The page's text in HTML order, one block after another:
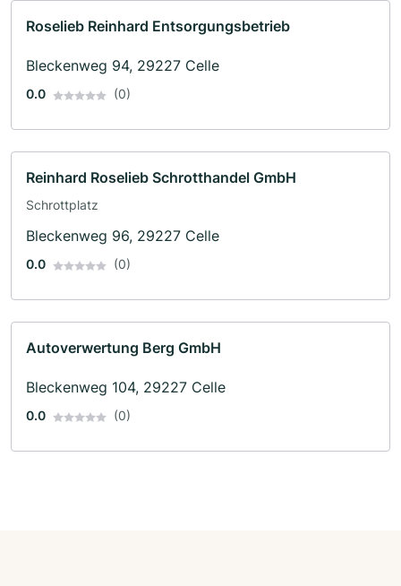
Roselieb Reinhard Entsorgungsbetrieb
Bleckenweg 94, 29227 Celle
0.0 (0)
Reinhard Roselieb Schrotthandel GmbH
Schrottplatz
Bleckenweg 96, 29227 Celle
0.0 (0)
Autoverwertung Berg GmbH
Bleckenweg 104, 29227 Celle
0.0 (0)